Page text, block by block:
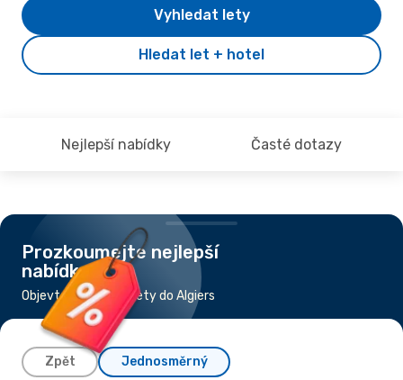
Hledat let + hotel
Vyhledat lety
Nejlepší nabídky Časté dotazy
Prozkoumejte nejlepší
nabídky
Objevte nejlevnější lety do Algiers
Zpět Jednosměrný